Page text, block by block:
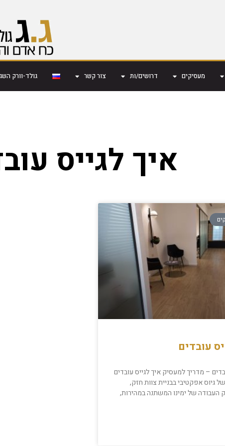
מעסיקים דרושים/ות צור קשר גולד-וורק
איך לגייס
עובדים
– מדריך למעסיק איך לגייס עובדים
גיוס אפקטיבי בבניית צוות חזק,
העבודה של ימינו המשתנה במהירות,